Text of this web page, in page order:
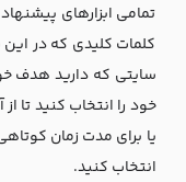
تمامی ابزارهای
کلمات کلیدی که در این
سایتی که دارید هدف
خود را انتخاب کنید تا
یا برای مدت زمان
انتخاب کنید.